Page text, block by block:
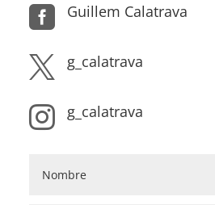
 Guillem Calatrava
 g_calatrava
 g_calatrava